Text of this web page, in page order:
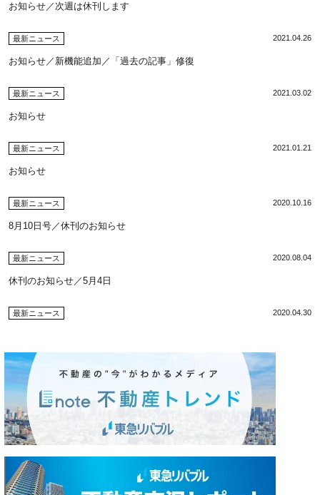
お知らせ／次週は休刊します
最新ニュース 2021.04.26
お知らせ／新機能追加／「過去の記事」修復
最新ニュース 2021.03.02
お知らせ
最新ニュース 2021.01.21
お知らせ
最新ニュース 2020.10.16
8月10日号／休刊のお知らせ
最新ニュース 2020.08.04
休刊のお知らせ／5月4日
最新ニュース 2020.04.30